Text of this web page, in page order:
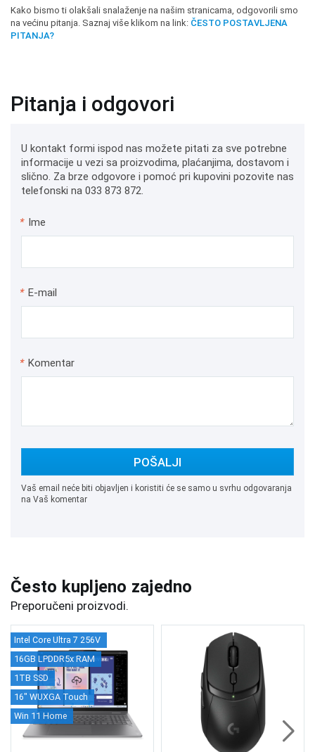
Kako bismo ti olakšali snalaženje na našim stranicama, odgovorili smo
na većinu pitanja. Saznaj više klikom na link: ČESTO POSTAVLJENA
PITANJA?
Pitanja i odgovori
U kontakt formi ispod nas možete pitati za sve potrebne
informacije u vezi sa proizvodima, plaćanjima, dostavom i
slično. Za brze odgovore i pomoć pri kupovini pozovite nas
telefonski na 033 873 872.
* Ime
* E-mail
* Komentar
POŠALJI
Vaš email neće biti objavljen i koristiti će se samo u svrhu odgovaranja
na Vaš komentar
Često kupljeno zajedno
Preporučeni proizvodi.
Intel Core Ultra 7 256V
16GB LPDDR5x RAM
1TB SSD
16" WUXGA Touch
Win 11 Home